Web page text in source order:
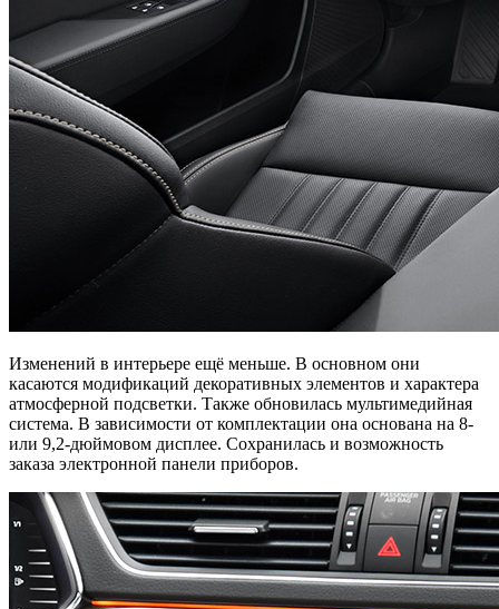
Изменений в интерьере ещё меньше. В основном они
касаются модификаций декоративных элементов и характера
атмосферной подсветки. Также обновилась мультимедийная
система. В зависимости от комплектации она основана на 8-
или 9,2-дюймовом дисплее. Сохранилась и возможность
заказа электронной панели приборов.